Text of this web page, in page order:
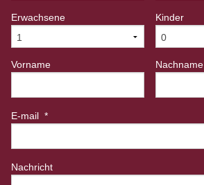
Erwachsene Kinder
Vorname Nachname
E-mail *
Nachricht